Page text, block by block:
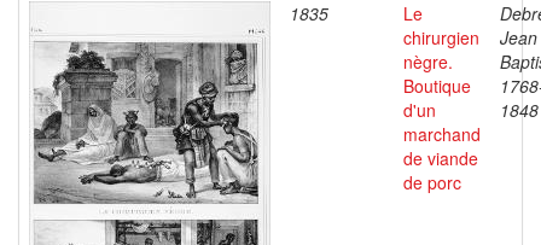
1835
Le
chirurgien
nègre.
Boutique
d'un
marchand
de viande
de porc
Jean
1848